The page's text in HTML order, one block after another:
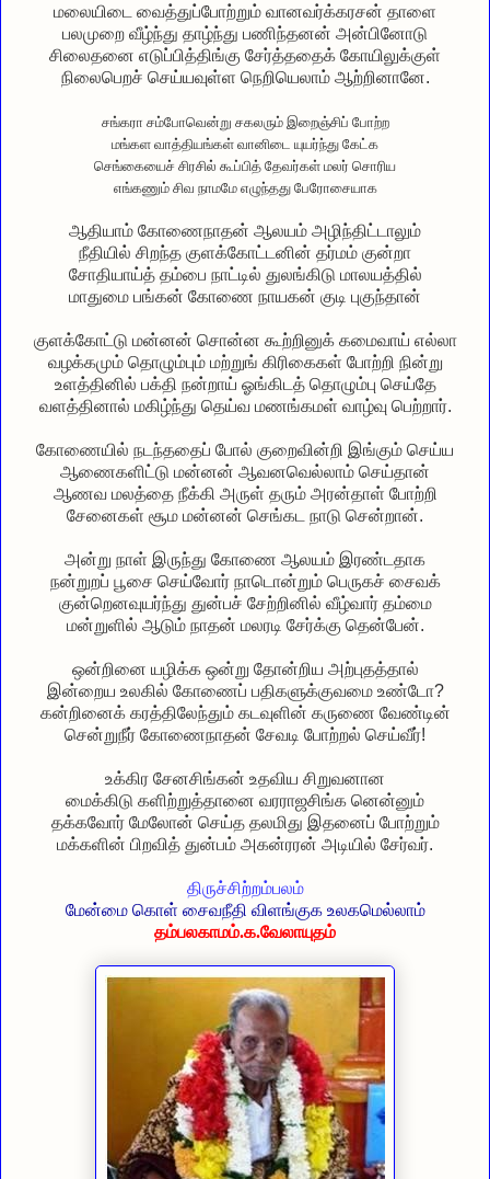
மலையிடை வைத்துப்போற்றும் வானவர்க்கரசன் தாளை
பலமுறை வீழ்ந்து தாழ்ந்து பணிந்தனன் அன்பினோடு
சிலைதனை எடுப்பித்திங்கு சேர்த்ததைக் கோயிலுக்குள்
நிலைபெறச் செய்யவுள்ள நெறியெலாம் ஆற்றினானே.
சங்கரா சம்போவென்று சகலரும் இறைஞ்சிப் போற்ற
மங்கள வாத்தியங்கள் வானிடை யுயர்ந்து கேட்க
செங்கையைச் சிரசில் கூப்பித் தேவர்கள் மலர் சொரிய
எங்கணும் சிவ நாமமே எழுந்தது பேரோசையாக
ஆதியாம் கோணைநாதன் ஆலயம் அழிந்திட்டாலும்
நீதியில் சிறந்த குளக்கோட்டனின் தர்மம் குன்றா
சோதியாய்த் தம்பை நாட்டில் துலங்கிடு மாலயத்தில்
மாதுமை பங்கன் கோணை நாயகன் குடி புகுந்தான்
குளக்கோட்டு மன்னன் சொன்ன கூற்றினுக் கமைவாய் எல்லா
வழக்கமும் தொழும்பும் மற்றுங் கிரிகைகள் போற்றி நின்று
உளத்தினில் பக்தி நன்றாய் ஓங்கிடத் தொழும்பு செய்தே
வளத்தினால் மகிழ்ந்து தெய்வ மணங்கமள் வாழ்வு பெற்றார்.
கோணையில் நடந்ததைப் போல் குறைவின்றி இங்கும் செய்ய
ஆணைகளிட்டு மன்னன் ஆவனவெல்லாம் செய்தான்
ஆணவ மலத்தை நீக்கி அருள் தரும் அரன்தாள் போற்றி
சேனைகள் சூம மன்னன் செங்கட நாடு சென்றான்.
அன்று நாள் இருந்து கோணை ஆலயம் இரண்டதாக
நன்றுறப் பூசை செய்வோர் நாடொன்றும் பெருகச் சைவக்
குன்றெனவுயர்ந்து துன்பச் சேற்றினில் வீழ்வார் தம்மை
மன்றுளில் ஆடும் நாதன் மலரடி சேர்க்கு தென்பேன்.
ஒன்றினை யழிக்க ஒன்று தோன்றிய அற்புதத்தால்
இன்றைய உலகில் கோணைப் பதிகளுக்குவமை உண்டோ?
கன்றினைக் கரத்திலேந்தும் கடவுளின் கருணை வேண்டின்
சென்றுநீர் கோணைநாதன் சேவடி போற்றல் செய்வீர்!
உக்கிர சேனசிங்கன் உதவிய சிறுவனான
மைக்கிடு களிற்றுத்தானை வரராஜசிங்க னென்னும்
தக்கவோர் மேலோன் செய்த தலமிது இதனைப் போற்றும்
மக்களின் பிறவித் துன்பம் அகன்ரரன் அடியில் சேர்வர்.
திருச்சிற்றம்பலம்
மேன்மை கொள் சைவநீதி விளங்குக உலகமெல்லாம்
தம்பலகாமம்.க.வேலாயுதம்